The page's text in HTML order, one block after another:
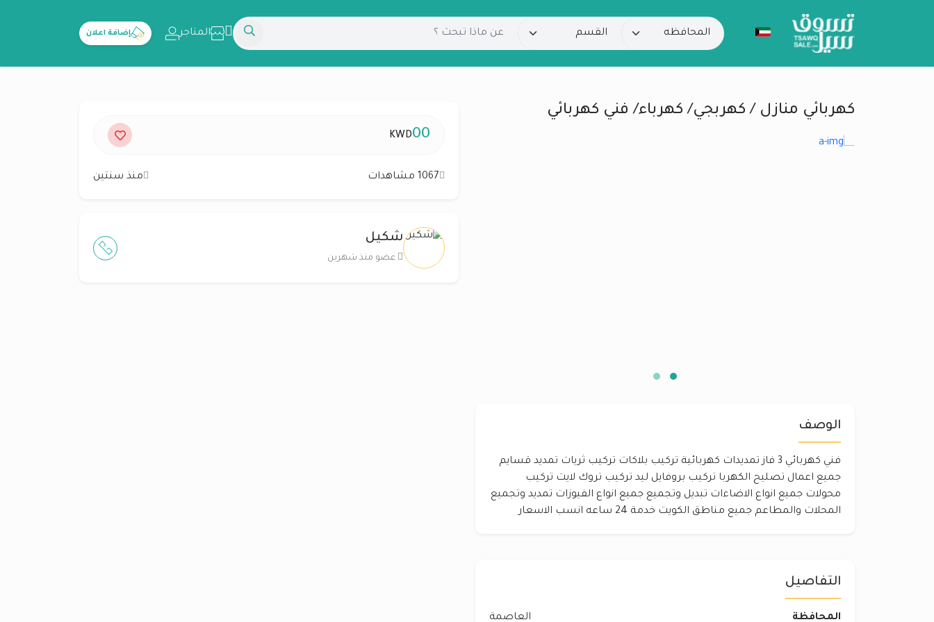
المتاجر إضافة اعلان
كهربائي منازل / كهربجي/ كهرباء/ فني كهربائي
الوصف
فني كهربائي 3 فاز تمديدات كهربائية تركيب بلاكات تركيب ثريات تمديد قسايم
جميع اعمال تصليح الكهربا تركيب بروفايل ليد تركيب تروك لايت تركيب
محولات جميع انواع الاضاءات تبديل وتجميع جميع انواع الفيوزات تمديد وتجميع
المحلات والمطاعم جميع مناطق الكويت خدمة 24 ساعه انسب الاسعار
00
KWD
1067 مشاهدات منذ سنتين
شكيل
عضو منذ شهرين
التفاصيل
المحافظة العاصمة